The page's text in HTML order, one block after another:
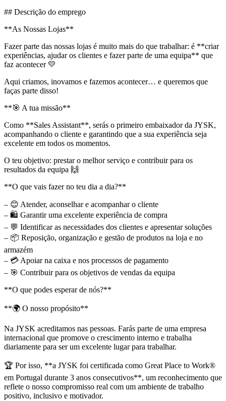
## Descrição do emprego
**As Nossas Lojas**
Fazer parte das nossas lojas é muito mais do que trabalhar: é **criar
experiências, ajudar os clientes e fazer parte de uma equipa** que
faz acontecer 💛
Aqui criamos, inovamos e fazemos acontecer… e queremos que
faças parte disso!
**🎯 A tua missão**
Como **Sales Assistant**, serás o primeiro embaixador da JYSK,
acompanhando o cliente e garantindo que a sua experiência seja
excelente em todos os momentos.
O teu objetivo: prestar o melhor serviço e contribuir para os
resultados da equipa 🙌
**O que vais fazer no teu dia a dia?**
– 😊 Atender, aconselhar e acompanhar o cliente
– 🛍️ Garantir uma excelente experiência de compra
– 💬 Identificar as necessidades dos clientes e apresentar soluções
– 📦 Reposição, organização e gestão de produtos na loja e no
armazém
– 💳 Apoiar na caixa e nos processos de pagamento
– 🎯 Contribuir para os objetivos de vendas da equipa
**O que podes esperar de nós?**
**🌍 O nosso propósito**
Na JYSK acreditamos nas pessoas. Farás parte de uma empresa
internacional que promove o crescimento interno e trabalha
diariamente para ser um excelente lugar para trabalhar.
🏆 Por isso, **a JYSK foi certificada como Great Place to Work®
em Portugal durante 3 anos consecutivos**, um reconhecimento que
reflete o nosso compromisso real com um ambiente de trabalho
positivo, inclusivo e motivador.